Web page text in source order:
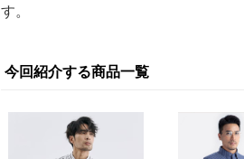
す。
今回紹介する商品一覧